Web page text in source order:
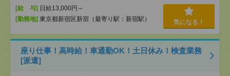
[給 与] 日給13,000円～
[勤務地] 東京都新宿区新宿（最寄り駅：新宿駅） 気になる！
座り仕事！高時給！車通勤OK！土日休み！検査業務
[派遣]